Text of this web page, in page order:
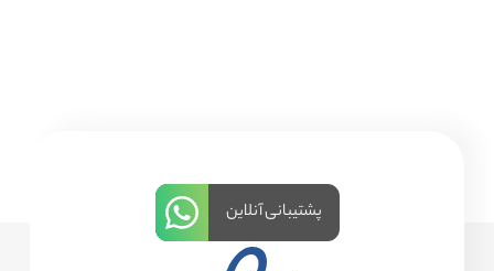
پشتیبانی آنلاین